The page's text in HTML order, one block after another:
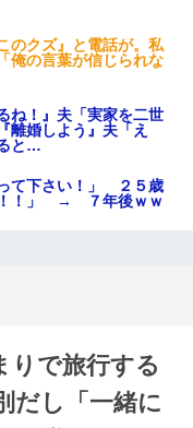
のクズ』と電話が。私
俺の言葉が信じられな
ね！』夫「実家を二世
離婚しよう』夫「え
と…
て下さい！」 ２５歳
！！」 → ７年後ｗｗ
りで旅行する
だし「一緒に